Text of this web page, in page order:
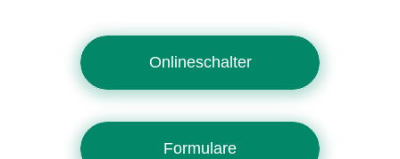
Onlineschalter
Formulare